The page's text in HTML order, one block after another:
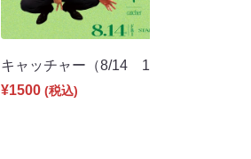
キャッチャー（8/14 18:00）
¥1500 (税込)